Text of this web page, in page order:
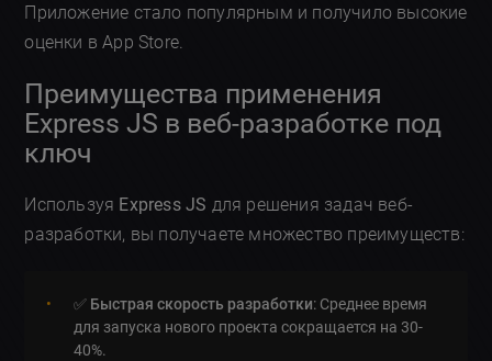
Приложение стало популярным и получило высокие
оценки в App Store.
Преимущества применения
Express JS в веб-разработке под
ключ
Используя Express JS для решения задач веб-
разработки, вы получаете множество преимуществ:
✅ Быстрая скорость разработки: Среднее время
для запуска нового проекта сокращается на 30-
40%.